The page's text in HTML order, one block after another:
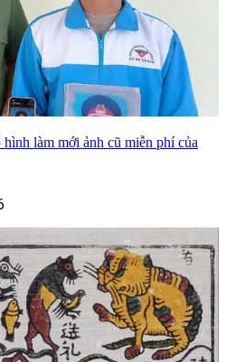
làm mới ảnh cũ miễn phí của